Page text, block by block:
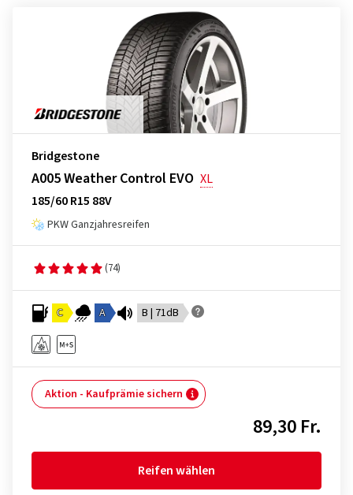
Bridgestone
A005 Weather Control EVO XL
185/60 R15 88V
PKW Ganzjahresreifen
(74)
C A B | 71dB
Aktion - Kaufprämie sichern
89,30 Fr.
Reifen wählen